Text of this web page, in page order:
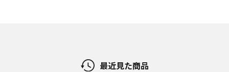
最近見た商品